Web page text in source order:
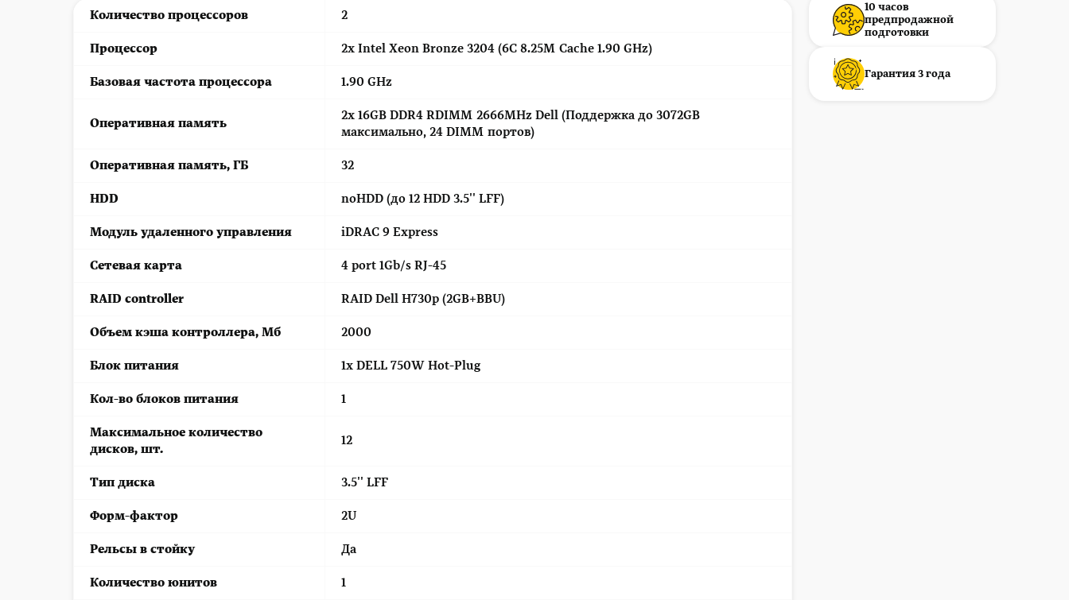
10 часов
предпродажной
подготовки
Гарантия 3 года
Количество процессоров 2
Процессор 2x Intel Xeon Bronze 3204 (6C 8.25M Cache 1.90 GHz)
Базовая частота процессора 1.90 GHz
Оперативная память
2x 16GB DDR4 RDIMM 2666MHz Dell (Поддержка до 3072GB
максимально, 24 DIMM портов)
Оперативная память, ГБ 32
HDD noHDD (до 12 HDD 3.5'' LFF)
Модуль удаленного управления iDRAC 9 Express
Сетевая карта 4 port 1Gb/s RJ-45
RAID controller RAID Dell H730p (2GB+BBU)
Объем кэша контроллера, Мб 2000
Блок питания 1x DELL 750W Hot-Plug
Кол-во блоков питания 1
Максимальное количество
дисков, шт.
12
Тип диска 3.5'' LFF
Форм-фактор 2U
Рельсы в стойку Да
Количество юнитов 1